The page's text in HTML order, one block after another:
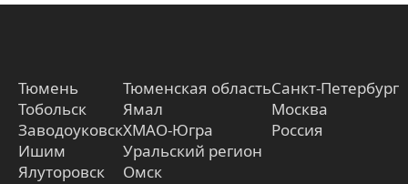
Тюмень
Тобольск
Заводоуковск
Ишим
Ялуторовск
Тюменская область
Ямал
ХМАО-Югра
Уральский регион
Омск
Санкт-Петербург
Москва
Россия